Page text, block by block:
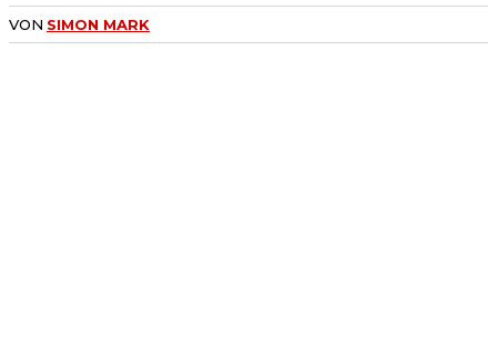
VON SIMON MARK